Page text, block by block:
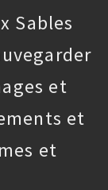
Sables
et
et
et